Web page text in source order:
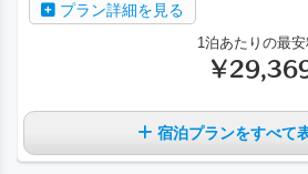
プラン詳細を見る
1泊あたりの最
￥
宿泊プランをすべて